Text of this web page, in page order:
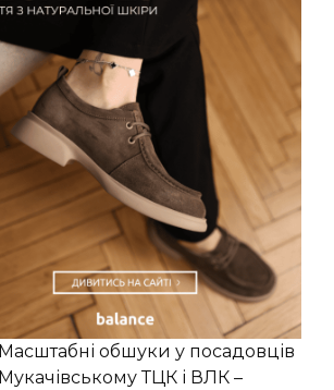
Масштабні обшуки у посадовців
Мукачівському ТЦК і ВЛК –